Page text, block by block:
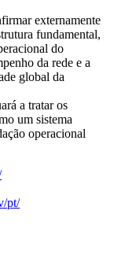
externamente
fundamental,
do
da rede e a
global da
a tratar os
um sistema
operacional
pt/